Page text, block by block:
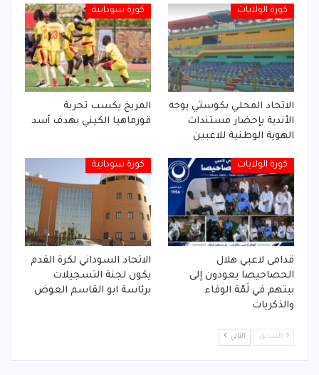
كورة الولايات
الاتحاد المحلي بكوستي يوجه
الأندية بإحضار مستندات
الهوية الوطنية للاعبين
كورة سودانية
المريخ يكسب تجربة
قورماهيا الكيني بهدف أسد
كورة الولايات
قدامى لاعبي هلال
الحصاحيصا يعودون إلى
بيتهم في لَمّة الوفاء
والذكريات
كورة سودانية
الاتحاد السوداني لكرة القدم
يكون لجنة التسجيلات
برئاسة ابو القاسم العوض
السابق التالي